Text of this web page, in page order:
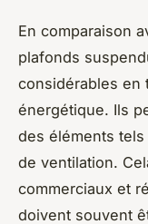
En comparaison
plafonds
considérables en
énergétique. Ils
des éléments tels
de ventilation.
commerciaux et
doivent souvent